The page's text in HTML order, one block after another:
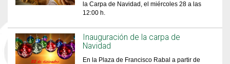
la Carpa de Navidad, el miércoles 28 a las
12:00 h.
Inauguración de la carpa de
Navidad
En la Plaza de Francisco Rabal a partir de